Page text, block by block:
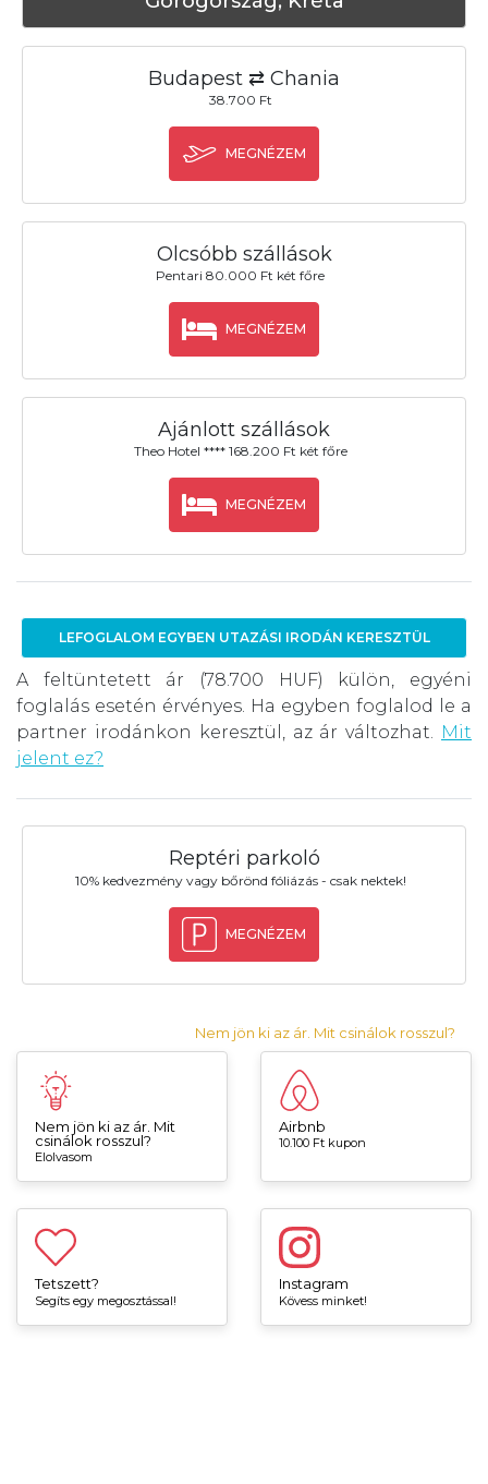
Budapest ⇄ Chania
38.700 Ft
MEGNÉZEM
Olcsóbb szállások
Pentari 80.000 Ft két főre
MEGNÉZEM
Ajánlott szállások
Theo Hotel **** 168.200 Ft két főre
MEGNÉZEM
LEFOGLALOM EGYBEN UTAZÁSI IRODÁN KERESZTÜL
A feltüntetett ár (78.700 HUF) külön, egyéni
foglalás esetén érvényes. Ha egyben foglalod le a
partner irodánkon keresztül, az ár változhat. Mit
jelent ez?
Reptéri parkoló
10% kedvezmény vagy bőrönd fóliázás - csak nektek!
MEGNÉZEM
Nem jön ki az ár. Mit csinálok rosszul?
Nem jön ki az ár. Mit
csinálok rosszul?
Elolvasom
Airbnb
10.100 Ft kupon
Tetszett?
Segíts egy megosztással!
Instagram
Kövess minket!